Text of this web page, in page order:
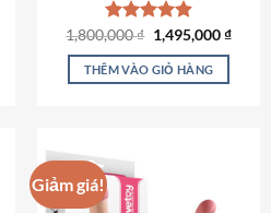
Được xếp
hạng4.89
5 sao
1,800,000₫ Giá
gốc
là:
1,800,000 ₫.
1,495,000₫Giá
THÊM VÀO GIỎ HÀNG
Giảm giá!